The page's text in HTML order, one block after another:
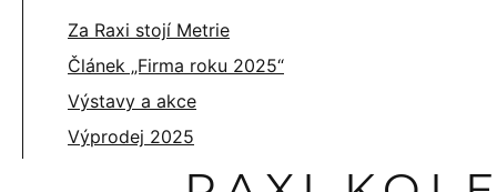
Za Raxi stojí Metrie
Článek „Firma roku 2025“
Výstavy a akce
Výprodej 2025